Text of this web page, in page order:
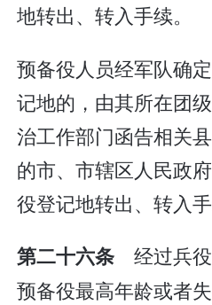
地转出、转入手续。
预备役人员经军队确
记地的，由其所在团
治工作部门函告相关
的市、市辖区人民政
役登记地转出、转入手
第二十六条经过兵
预备役最高年龄或者